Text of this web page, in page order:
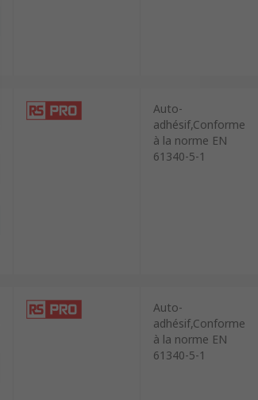
Auto-
adhésif,Conforme
à la norme EN
61340-5-1
Auto-
adhésif,Conforme
à la norme EN
61340-5-1